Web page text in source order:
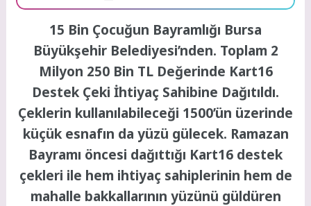
15 Bin Çocuğun Bayramlığı Bursa
Büyükşehir Belediyesi’nden. Toplam 2
Milyon 250 Bin TL Değerinde Kart16
Destek Çeki İhtiyaç Sahibine Dağıtıldı.
Çeklerin kullanılabileceği 1500’ün üzerinde
küçük esnafın da yüzü gülecek. Ramazan
Bayramı öncesi dağıttığı Kart16 destek
çekleri ile hem ihtiyaç sahiplerinin hem de
mahalle bakkallarının yüzünü güldüren